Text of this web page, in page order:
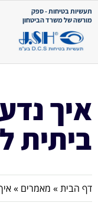
תעשיות בטיחות - ספק
מורשה של משרד הביטחון
איך
ביתית
דף הבית» מאמרים »